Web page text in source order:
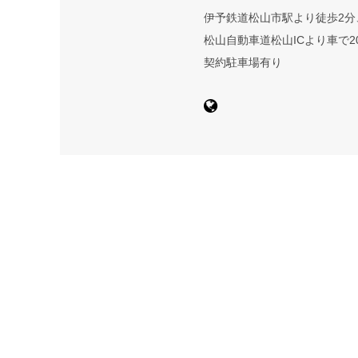
伊予鉄道松山市駅より徒歩2分
松山自動車道松山ICより車で
契約駐車場有り